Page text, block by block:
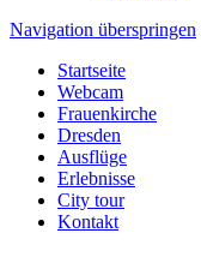
Navigation überspringen
Startseite
Webcam
Frauenkirche
Dresden
Ausflüge
Erlebnisse
City tour
Kontakt